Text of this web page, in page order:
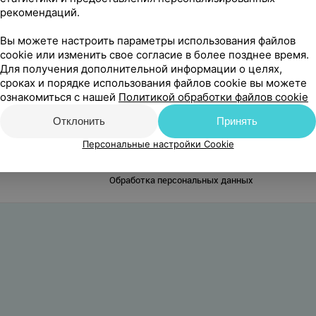
нашли вашу компанию в каталоге? Добавить компанию
Размещение рекламы
Медицинский
Правовая информация Способы оплаты
Персональные
Обработка персональных данных
рекомендаций.
Вы можете настроить параметры использования файлов
cookie или изменить свое согласие в более позднее время.
Для получения дополнительной информации о целях,
сроках и порядке использования файлов cookie вы можете
ознакомиться с нашей Политикой обработки файлов cookie
Отклонить Принять
Персональные настройки Cookie